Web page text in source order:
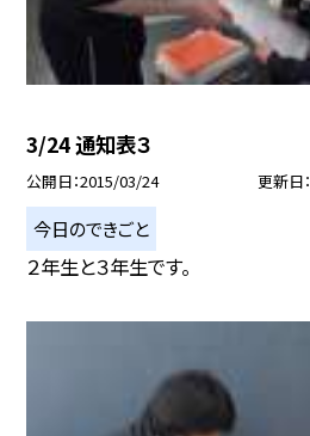
3/24 通知表３
公開日 2015/03/24 更新日
今日のできごと
２年生と３年生です。